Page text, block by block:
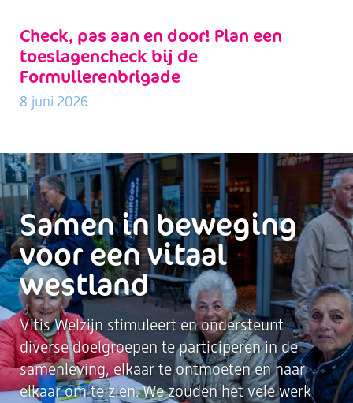
Check, pas aan en door! Plan een
toeslagencheck bij de
Formulierenbrigade
8 juni 2026
Samen in beweging
voor een vitaal
westland
Vitis Welzijn stimuleert en ondersteunt
diverse doelgroepen te participeren in de
samenleving, elkaar te ontmoeten en naar
elkaar om te zien. We zouden het vele werk